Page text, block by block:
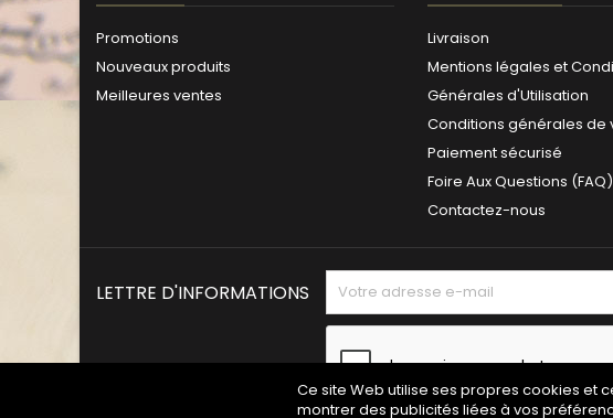
Promotions
Nouveaux produits
Meilleures ventes
Livraison
Mentions légales et
Générales d'Utilisation
Conditions générales de
Paiement sécurisé
Foire Aux Questions (FAQ)
Contactez-nous
Ce site Web utilise ses propres cookies et
montrer des publicités liées à vos
LETTRE D'INFORMATIONS